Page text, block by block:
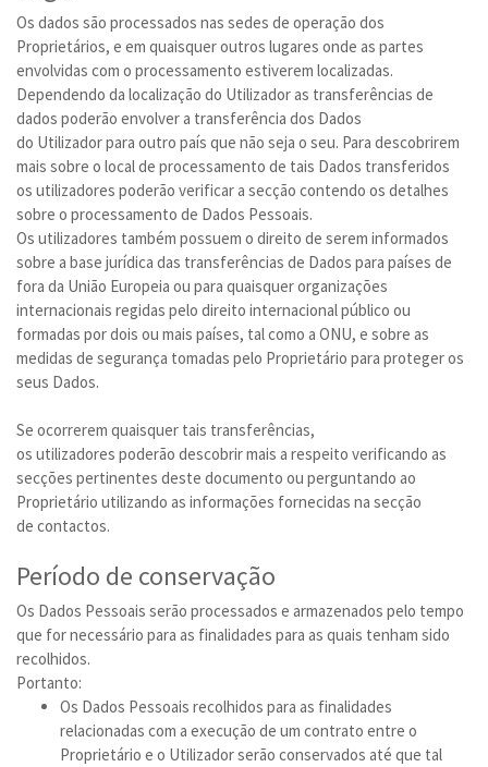
Os dados são processados nas sedes de operação dos
Proprietários, e em quaisquer outros lugares onde as partes
envolvidas com o processamento estiverem localizadas.
Dependendo da localização do Utilizador as transferências de
dados poderão envolver a transferência dos Dados
do Utilizador para outro país que não seja o seu. Para descobrirem
mais sobre o local de processamento de tais Dados transferidos
os utilizadores poderão verificar a secção contendo os detalhes
sobre o processamento de Dados Pessoais.
Os utilizadores também possuem o direito de serem informados
sobre a base jurídica das transferências de Dados para países de
fora da União Europeia ou para quaisquer organizações
internacionais regidas pelo direito internacional público ou
formadas por dois ou mais países, tal como a ONU, e sobre as
medidas de segurança tomadas pelo Proprietário para proteger os
seus Dados.
Se ocorrerem quaisquer tais transferências,
os utilizadores poderão descobrir mais a respeito verificando as
secções pertinentes deste documento ou perguntando ao
Proprietário utilizando as informações fornecidas na secção
de contactos.
Período de conservação
Os Dados Pessoais serão processados e armazenados pelo tempo
que for necessário para as finalidades para as quais tenham sido
recolhidos.
Portanto:
Os Dados Pessoais recolhidos para as finalidades
relacionadas com a execução de um contrato entre o
Proprietário e o Utilizador serão conservados até que tal